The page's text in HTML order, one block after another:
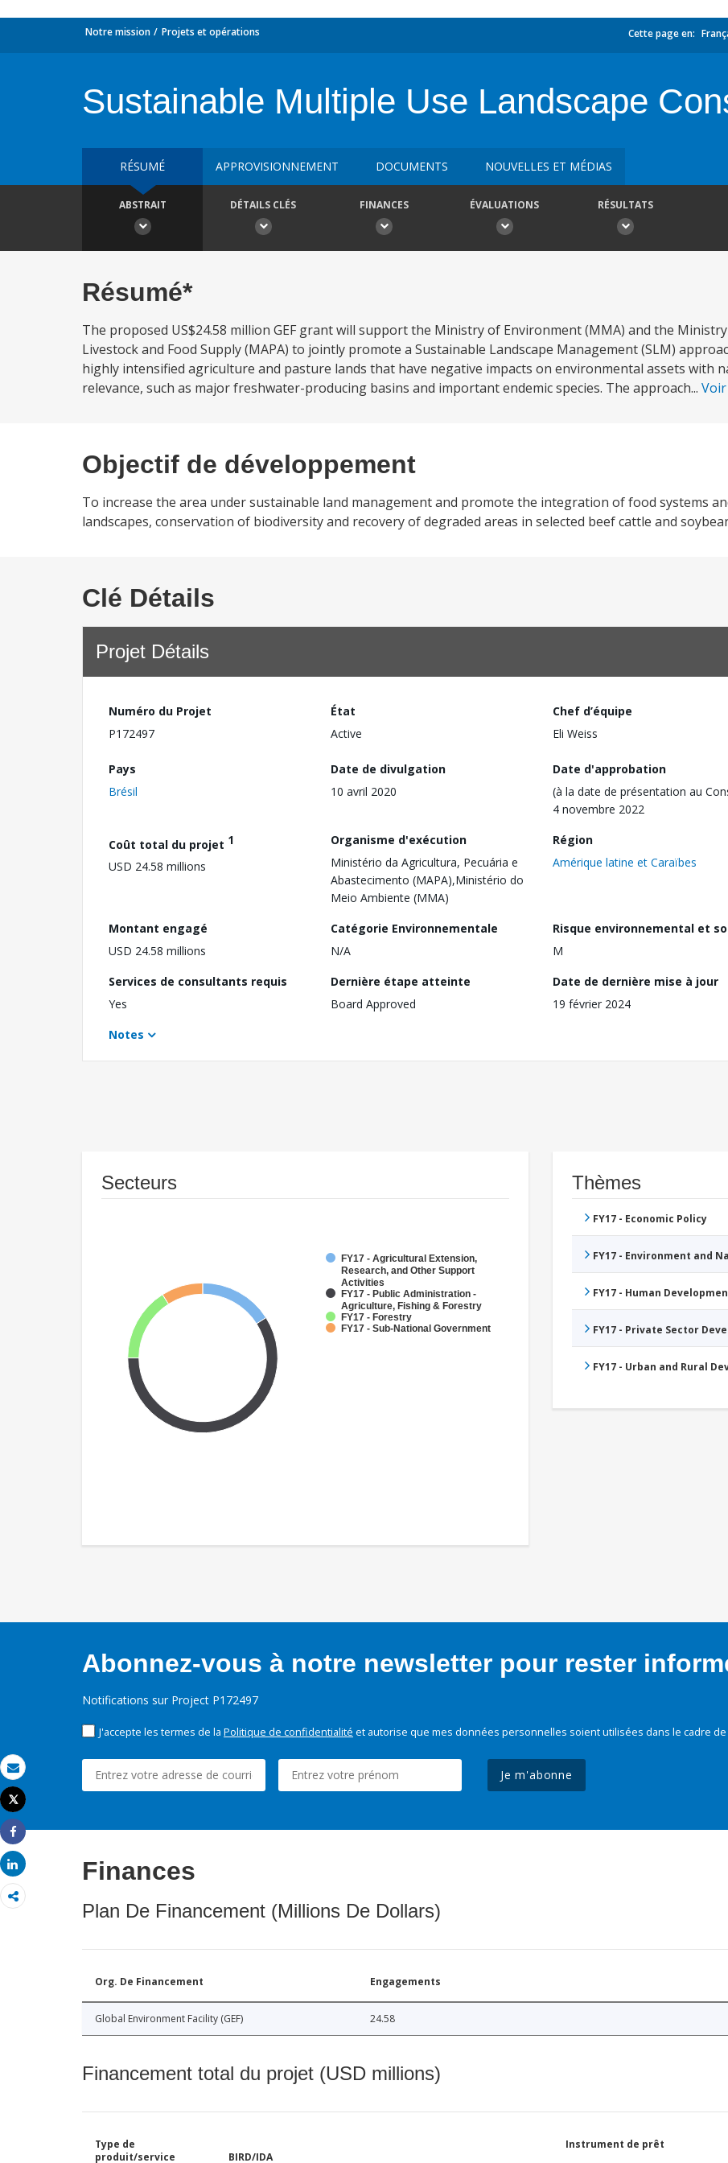
Email
Imprimer
Tweet
Share
Share
Notre mission Projets et opérations Cette page en:
Sustainable Multiple Use Landscape
RÉSUMÉ APPROVISIONNEMENT DOCUMENTS NOUVELLES ET MÉDIAS
ABSTRAIT DÉTAILS CLÉS FINANCES ÉVALUATIONS RÉSULTATS
Résumé*
The proposed US$24.58 million GEF grant will support the Ministry of Environment (MMA) and the
Livestock and Food Supply (MAPA) to jointly promote a Sustainable Landscape Management (SLM)
highly intensified agriculture and pasture lands that have negative impacts on environmental assets with
relevance, such as major freshwater-producing basins and important endemic species. The approach...
Objectif de développement
To increase the area under sustainable land management and promote the integration of food systems
landscapes, conservation of biodiversity and recovery of degraded areas in selected beef cattle and
Clé Détails
Projet Détails
Numéro du Projet
P172497
État
Active
Chef d’équipe
Eli Weiss
Pays
Brésil
Date de divulgation
10 avril 2020
Date d'approbation
(à la date de présentation au
4 novembre 2022
Coût total du projet 1
USD 24.58 millions
Organisme d'exécution
Ministério da Agricultura, Pecuária e
Abastecimento (MAPA),Ministério do
Meio Ambiente (MMA)
Région
Amérique latine et Caraïbes
Montant engagé
USD 24.58 millions
Catégorie Environnementale
N/A
Risque environnemental et
M
Services de consultants requis
Yes
Dernière étape atteinte
Board Approved
Date de dernière mise à jour
19 février 2024
Notes
Secteurs
FY17 - Agricultural Extension,
Research, and Other Support
Activities
FY17 - Public Administration -
Agriculture, Fishing & Forestry
FY17 - Forestry
FY17 - Sub-National Government
Thèmes
FY17 - Economic Policy
FY17 - Environment and
FY17 - Human
FY17 - Private Sector
FY17 - Urban and Rural
Abonnez-vous à notre newsletter pour rester
Notifications sur Project P172497
J'accepte les termes de la Politique de confidentialité et autorise que mes données personnelles soient utilisées dans le cadre
Je m'abonne
Finances
Plan De Financement (Millions De Dollars)
Org. De Financement Engagements
Global Environment Facility (GEF) 24.58
Financement total du projet (USD millions)
Type de
produit/service
BIRD/IDA
Instrument de prêt